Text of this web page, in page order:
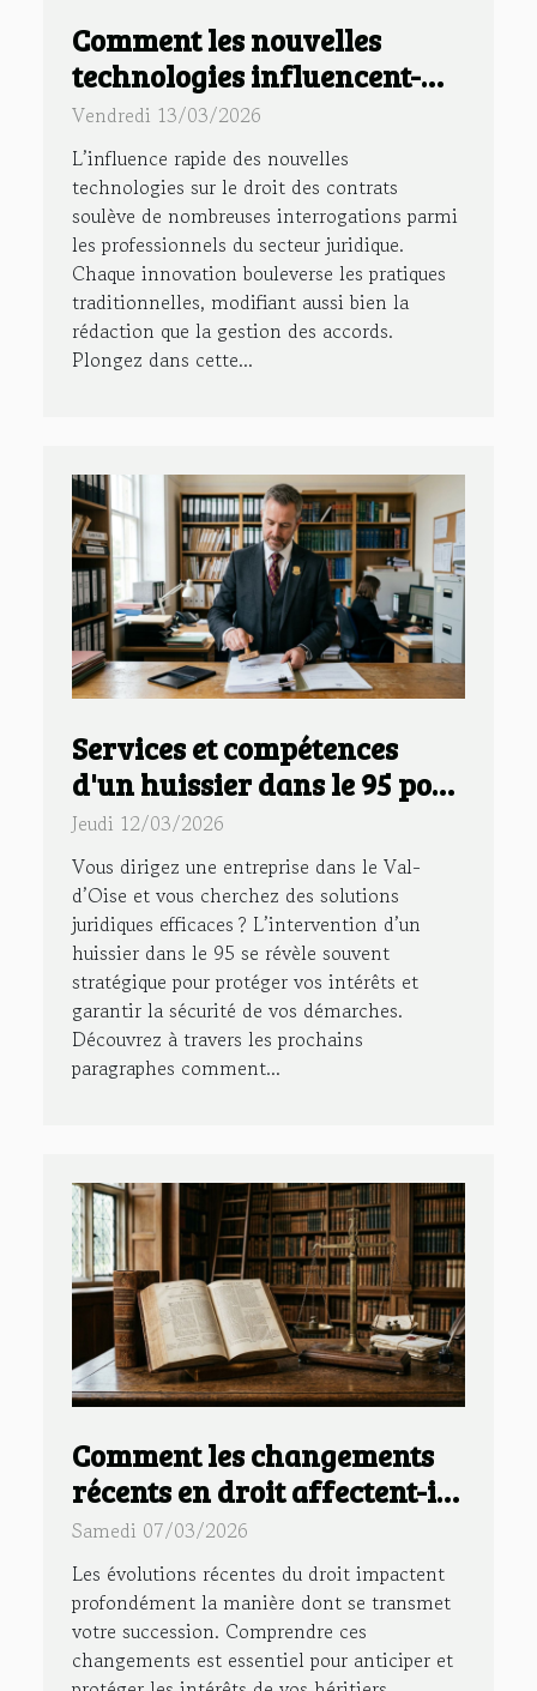
Comment les nouvelles
technologies influencent-
elles le droit des contrats ?
Vendredi 13/03/2026
L’influence rapide des nouvelles
technologies sur le droit des contrats
soulève de nombreuses interrogations parmi
les professionnels du secteur juridique.
Chaque innovation bouleverse les pratiques
traditionnelles, modifiant aussi bien la
rédaction que la gestion des accords.
Plongez dans cette...
Services et compétences
d'un huissier dans le 95 pour
votre entreprise
Jeudi 12/03/2026
Vous dirigez une entreprise dans le Val-
d’Oise et vous cherchez des solutions
juridiques efficaces ? L’intervention d’un
huissier dans le 95 se révèle souvent
stratégique pour protéger vos intérêts et
garantir la sécurité de vos démarches.
Découvrez à travers les prochains
paragraphes comment...
Comment les changements
récents en droit affectent-ils
votre succession ?
Samedi 07/03/2026
Les évolutions récentes du droit impactent
profondément la manière dont se transmet
votre succession. Comprendre ces
changements est essentiel pour anticiper et